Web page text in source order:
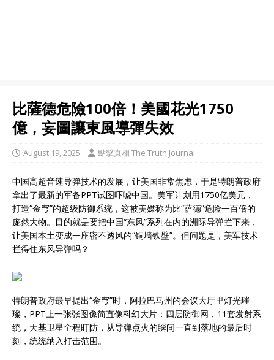
比薩德危險100倍！美國花光1750
億，妄圖讓東風導彈失效
August 19, 2025 點擊真相 The Truth Journal
中国高超音速导弹技术的发展，让美国非常焦虑，于是特朗普政府
拿出了最新的军备PPT试图吓唬中国。美军计划用1750亿美元，
打造“金穹”的超级防御系统，这被美媒称为比“萨德”危险一百倍的
庞然大物。目的就是要把中国“东风”系列在内的洲际导弹拦下来，
让美国本土变成一座密不透风的“铜墙铁壁”。但问题是，美军技术
拦得住东风导弹吗？
特朗普政府最早提出“金穹”时，阿拉巴马州的会议大厅里灯光璀
璨，PPT上一张张图像简直像科幻大片：四层防御网，11套发射系
统，天基卫星全程盯防，从导弹点火的瞬间一直到落地的最后时
刻，统统纳入打击范围。